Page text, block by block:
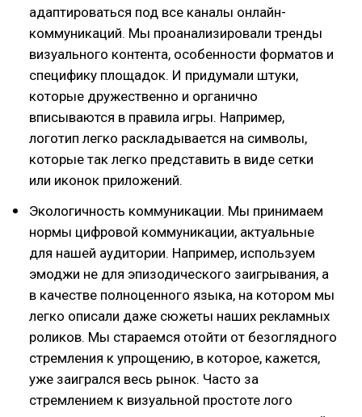
адаптироваться под все каналы онлайн-
коммуникаций. Мы проанализировали тренды
визуального контента, особенности форматов и
специфику площадок. И придумали штуки,
которые дружественно и органично
вписываются в правила игры. Например,
логотип легко раскладывается на символы,
которые так легко представить в виде сетки
или иконок приложений.
Экологичность коммуникации. Мы принимаем
нормы цифровой коммуникации, актуальные
для нашей аудитории. Например, используем
эмоджи не для эпизодического заигрывания, а
в качестве полноценного языка, на котором мы
легко описали даже сюжеты наших рекламных
роликов. Мы стараемся отойти от безоглядного
стремления к упрощению, в которое, кажется,
уже заигрался весь рынок. Часто за
стремлением к визуальной простоте лого